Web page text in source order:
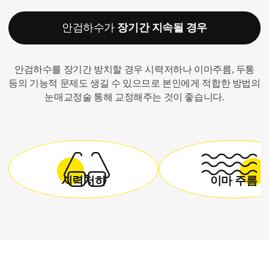
안검하수가 장기간 지속될 경우
안검하수를 장기간 방치할 경우 시력저하나 이마주름, 두통
등의 기능적 문제도 생길 수 있으므로 본인에게 적합한 방법의
눈매교정술 통해 교정해주는 것이 좋습니다.
시력저하 이마 주름